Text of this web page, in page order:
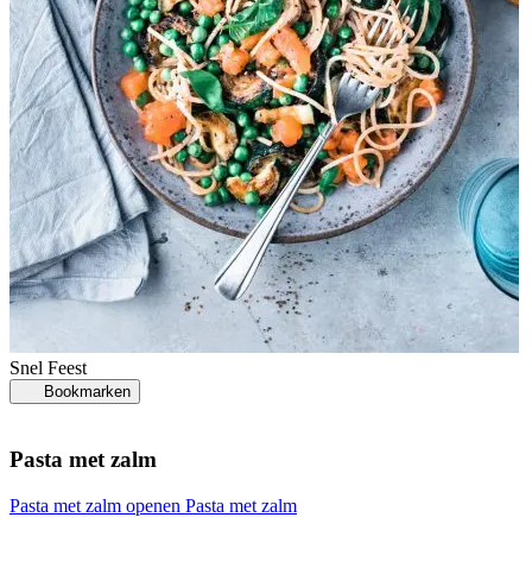
Snel Feest
Bookmarken
Pasta met zalm
Pasta met zalm openen Pasta met zalm